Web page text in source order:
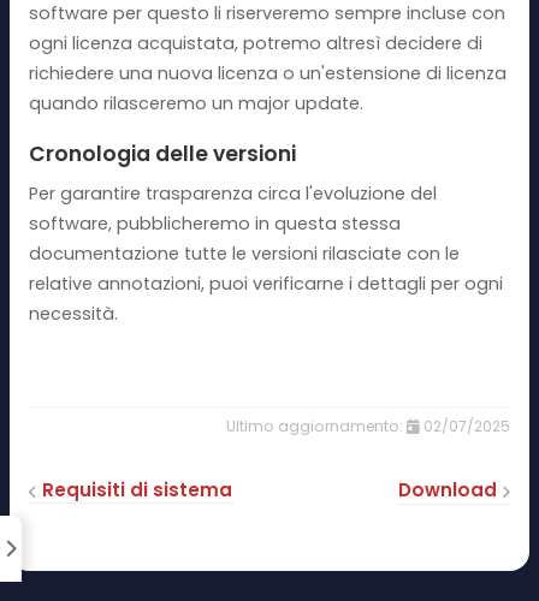
software per questo li riserveremo sempre incluse con
ogni licenza acquistata, potremo altresì decidere di
richiedere una nuova licenza o un'estensione di licenza
quando rilasceremo un major update.
Cronologia delle versioni
Per garantire trasparenza circa l'evoluzione del
software, pubblicheremo in questa stessa
documentazione tutte le versioni rilasciate con le
relative annotazioni, puoi verificarne i dettagli per ogni
necessità.
02/07/2025
Requisiti di sistema Download